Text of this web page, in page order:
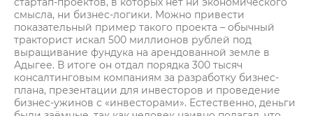
смысла, ни бизнес-логики. Можно привести
показательный пример такого проекта – обычный
тракторист искал 500 миллионов рублей под
выращивание фундука на арендованной земле в
Адыгее. В итоге он отдал порядка 300 тысяч
консалтинговым компаниям за разработку бизнес-
плана, презентации для инвесторов и проведение
бизнес-ужинов с «инвесторами». Естественно, деньги